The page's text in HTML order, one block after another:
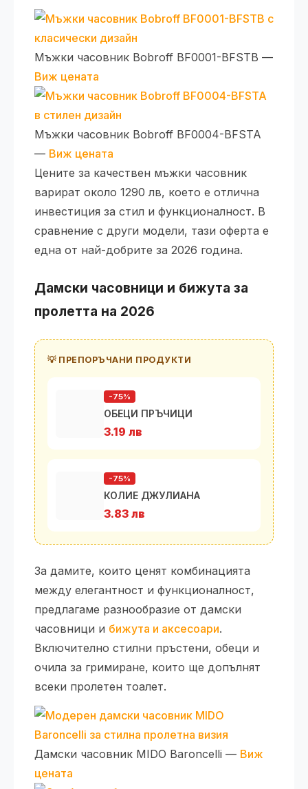
Мъжки часовник Bobroff BF0001-BFSTB —
Виж цената
Мъжки часовник Bobroff BF0004-BFSTA
— Виж цената
Цените за качествен мъжки часовник
варират около 1290 лв, което е отлична
инвестиция за стил и функционалност. В
сравнение с други модели, тази оферта е
една от най-добрите за 2026 година.
Дамски часовници и бижута за
пролетта на 2026
💡 ПРЕПОРЪЧАНИ ПРОДУКТИ
-75%
ОБЕЦИ ПРЪЧИЦИ
3.19 лв
-75%
КОЛИЕ ДЖУЛИАНА
3.83 лв
За дамите, които ценят комбинацията
между елегантност и функционалност,
предлагаме разнообразие от дамски
часовници и бижута и аксесоари.
Включително стилни пръстени, обеци и
очила за гримиране, които ще допълнят
всеки пролетен тоалет.
Дамски часовник MIDO Baroncelli — Виж
цената